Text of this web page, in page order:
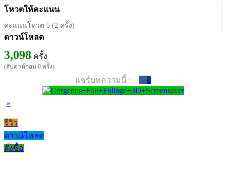
โหวตให้คะแนน
คะแนนโหวต 5 (2 ครั้ง)
ดาวน์โหลด
3,098 ครั้ง
(สัปดาห์ก่อน 0 ครั้ง)
แชร์บทความนี้ : 0
»
รีวิว
ดาวน์โหลด
สั่งซื้อ